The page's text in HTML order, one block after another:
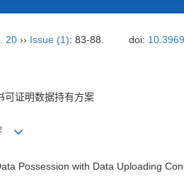
20 ›› Issue (1): 83-88. doi:
可证明数据持有方案
Possession with Data Uploading